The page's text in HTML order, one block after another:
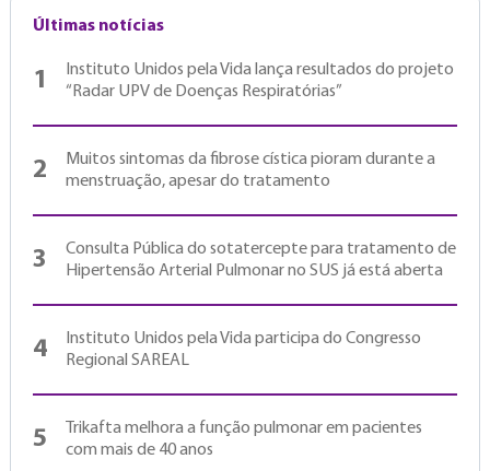
Últimas notícias
1
Instituto Unidos pela Vida lança resultados do projeto
“Radar UPV de Doenças Respiratórias”
2
Muitos sintomas da fibrose cística pioram durante a
menstruação, apesar do tratamento
3
Consulta Pública do sotatercepte para tratamento de
Hipertensão Arterial Pulmonar no SUS já está aberta
4
Instituto Unidos pela Vida participa do Congresso
Regional SAREAL
5
Trikafta melhora a função pulmonar em pacientes
com mais de 40 anos